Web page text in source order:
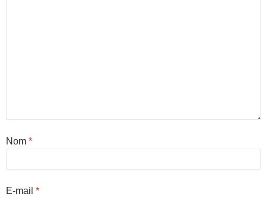
Nom *
E-mail *